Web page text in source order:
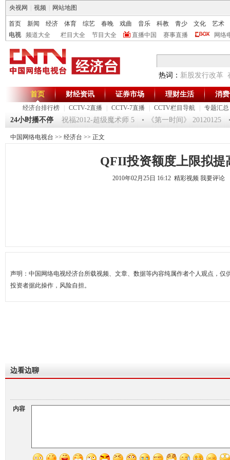
央视网 视频 网站地图
首页 新闻 经济 体育 综艺 春晚 戏曲 音乐 科教 青少 文化
艺术
电视
频道大全 栏目大全 节目大全 直播中国 赛事直播 网络
热词： 新股发行改革
首页
经济台排行榜 CCTV-2直播 CCTV-7直播 CCTV栏目导航 专题汇总
财经资讯 证券市场 理财生活 消
24小时播不停
驿站》20120125 祝福2012-超级魔术师 5 《第一时间》 20120125
中国网络电视台 >> 经济台 >> 正文
QFII投资额度上限拟提
2010年02月25日 16:12 精彩视频 我要评论
声明：中国网络电视经济台所载视频、文章、数据等内容纯属作者个人观点，仅
投资者据此操作，风险自担。
边看边聊
内容